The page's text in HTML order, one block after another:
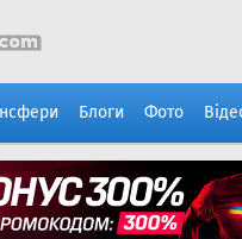
Блоги Фото